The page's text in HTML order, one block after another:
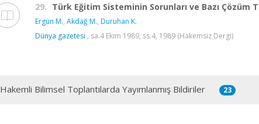
29. Türk Eğitim Sisteminin Sorunları ve Bazı Çözüm
Ergün M., Akdağ M., Duruhan K.
Dünya gazetesi , sa.4 Ekim 1989, ss.4, 1989 (Hakemsiz Dergi)
Hakemli Bilimsel Toplantılarda Yayımlanmış Bildiriler 23